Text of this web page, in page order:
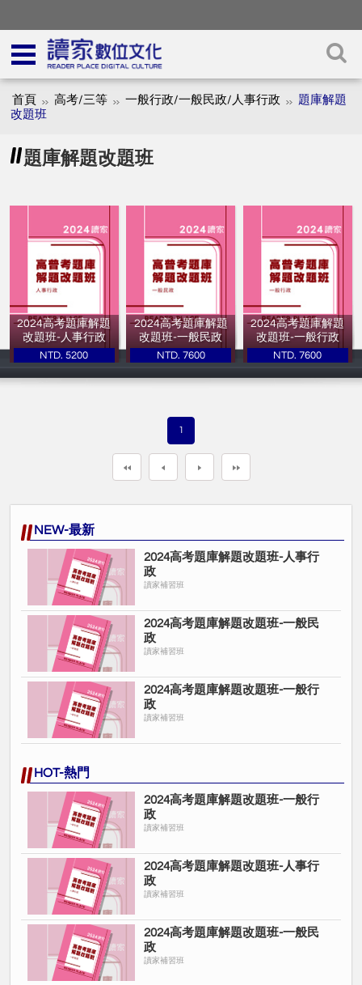
首頁 高考/三等 一般行政/一般民政/人事行政
題庫解題
改題班
題庫解題改題班
2024高考題庫解題
改題班-人事行政
讀家補習班
NTD. 5200
2024高考題庫解題
改題班-一般民政
讀家補習班
NTD. 7600
2024高考題庫解題
改題班-一般行政
讀家補習班
NTD. 7600
1
NEW-最新
2024高考題庫解題改題班-人事行
政
讀家補習班
2024高考題庫解題改題班-一般民
政
讀家補習班
2024高考題庫解題改題班-一般行
政
讀家補習班
HOT-熱門
2024高考題庫解題改題班-一般行
政
讀家補習班
2024高考題庫解題改題班-人事行
政
讀家補習班
2024高考題庫解題改題班-一般民
政
讀家補習班